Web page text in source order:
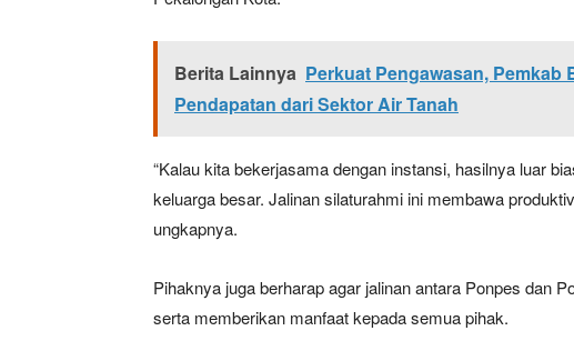
Berita Lainnya Perkuat Pengawasan, Pemkab
Pendapatan dari Sektor Air Tanah
“Kalau kita bekerjasama dengan instansi, hasilnya luar
keluarga besar. Jalinan silaturahmi ini membawa
ungkapnya.
Pihaknya juga berharap agar jalinan antara Ponpes dan
serta memberikan manfaat kepada semua pihak.